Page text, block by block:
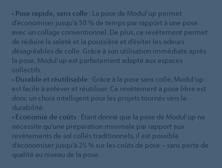
• Pose rapide, sans colle : La pose de Modul’up permet
d’économiser jusqu’à 50 % de temps par rapport à une pose
avec un collage conventionnel. De plus, ce revêtement permet
de réduire la saleté et la poussière et d’éviter les odeurs
désagréables de colle. Grâce à son utilisation immédiate après
la pose, Modul’up est parfaitement adapté aux espaces
collectifs.
• Durable et réutilisable : Grâce à la pose sans colle, Modul’up
est facile à enlever et réutiliser. Ce revêtement à pose libre est
donc un choix intelligent pour les projets tournés vers la
durabilité.
• Économie de coûts : Étant donné que la pose de Modul’up ne
nécessite qu’une préparation minimale par rapport aux
revêtements de sol collés traditionnels, il est possible
d’économiser jusqu’à 25 % sur les coûts de pose – sans perte de
qualité au niveau de la pose.